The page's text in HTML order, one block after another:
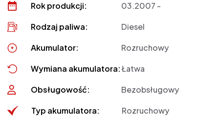
Rok produkcji: 03.2007 -
Rodzaj paliwa: Diesel
Akumulator: Rozruchowy
Wymiana akumulatora:Łatwa
Obsługowość: Bezobsługowy
Typ akumulatora: Rozruchowy